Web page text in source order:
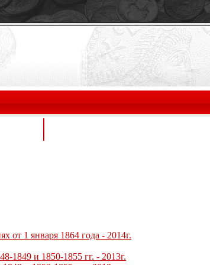
от 1 января 1864 года - 2014г.
1849 и 1850-1855 гг. - 2013г.